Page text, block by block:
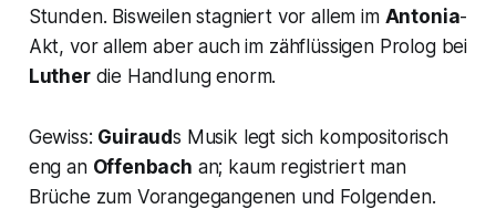
Stunden. Bisweilen stagniert vor allem im Antonia-
Akt, vor allem aber auch im zähflüssigen Prolog bei
Lutherdie Handlung enorm.
Gewiss: Guirauds Musik legt sich kompositorisch
eng an Offenbach an; kaum registriert man
Brüche zum Vorangegangenen und Folgenden.